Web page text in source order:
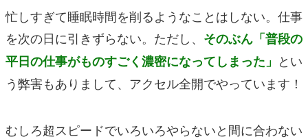
忙しすぎて睡眠時間を削るようなことはしない。仕事
を次の日に引きずらない。ただし、 そのぶん「普段の
平日の仕事がものすごく濃密になってしまった」 とい
う弊害もありまして、アクセル全開でやっています！
むしろ超スピードでいろいろやらないと間に合わない